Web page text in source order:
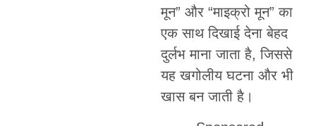
मून” और “माइक्रो मून” का
एक साथ दिखाई देना बेहद
दुर्लभ माना जाता है, जिससे
यह खगोलीय घटना और भी
खास बन जाती है।